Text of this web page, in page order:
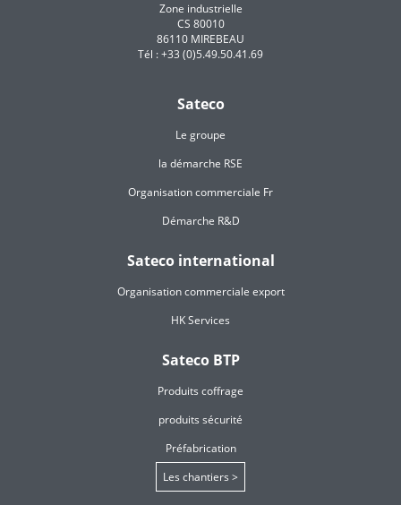
Zone industrielle
CS 80010
86110 MIREBEAU
Tél : +33 (0)5.49.50.41.69
Sateco
Le groupe
la démarche RSE
Organisation commerciale Fr
Démarche R&D
Sateco international
Organisation commerciale export
HK Services
Sateco BTP
Produits coffrage
produits sécurité
Préfabrication
Les chantiers >